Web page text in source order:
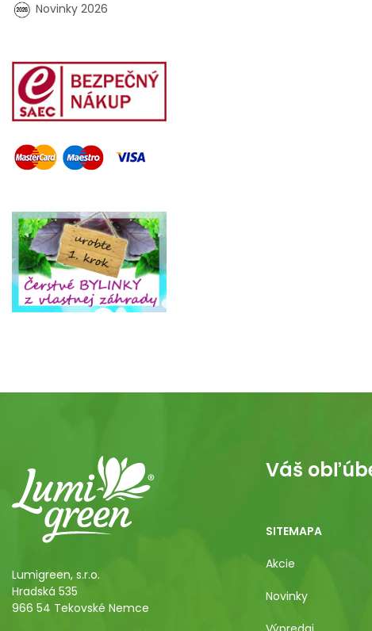
Novinky 2026
Lumigreen, s.r.o.
Hradská 535
966 54 Tekovské Nemce
Váš
SITEMAPA
Akcie
Novinky